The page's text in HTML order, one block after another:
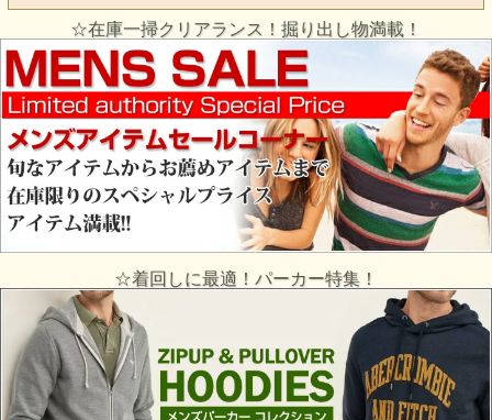
☆在庫一掃クリアランス！掘り出し物満載！
☆着回しに最適！パーカー特集！